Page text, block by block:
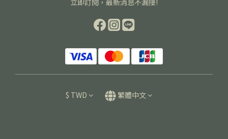
立即訂閱，最新消息不漏接!
$ TWD 繁體中文